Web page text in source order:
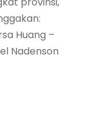
Huang –
Nadenson